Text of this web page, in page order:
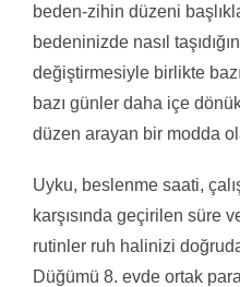
beden-zihin düzeni
bedeninizde nasıl
değiştirmesiyle birlikte
bazı günler daha içe
düzen arayan bir modda
Uyku, beslenme saati,
karşısında geçirilen süre
rutinler ruh halinizi
Düğümü 8. evde ortak